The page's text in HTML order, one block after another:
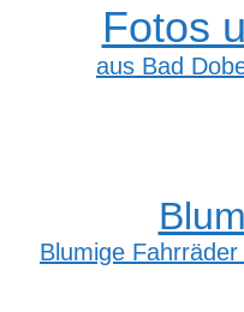
Fotos
aus Bad
Blumige